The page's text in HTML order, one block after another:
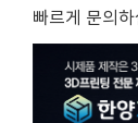
빠르게 문의